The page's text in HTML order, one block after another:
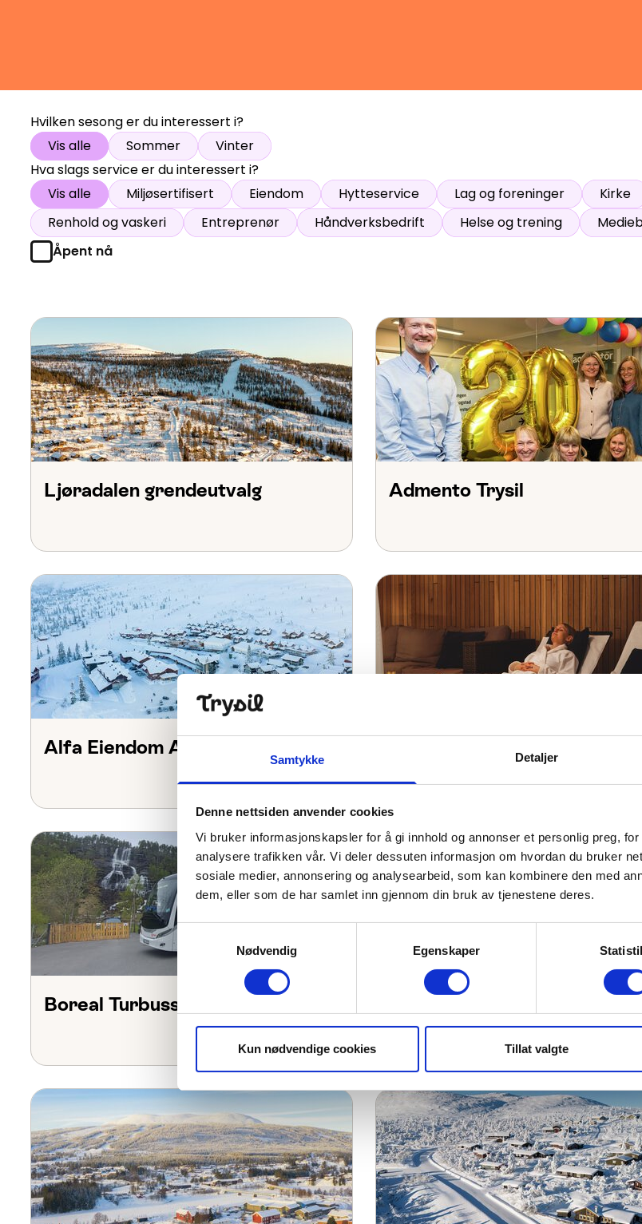
Samtykke Detaljer
Denne nettsiden anvender cookies
Vi bruker informasjonskapsler for å gi innhold og annonser et personlig preg,
analysere trafikken vår. Vi deler dessuten informasjon om hvordan du bruker
sosiale medier, annonsering og analysearbeid, som kan kombinere den med
dem, eller som de har samlet inn gjennom din bruk av tjenestene deres.
Samtykkevalg
Nødvendig
Egenskaper
Kun nødvendige cookies Tillat valgte
Yr, Meteorologisk
Hvilken sesong er du interessert i?
Vis alle
Sommer
Vinter
Hva slags service er du interessert i?
Vis alle
Miljøsertifisert Eiendom Hytteservice Lag og foreninger Kirke
Renhold og vaskeri
Entreprenør Håndverksbedrift Helse og trening
Åpent nå
Ljøradalen grendeutvalg Admento Trysil
Alfa Eiendom AS
Boreal Turbuss